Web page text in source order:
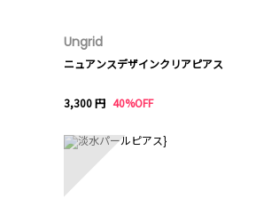
Ungrid
ニュアンスデザインクリアピアス
3,300 円 40%OFF